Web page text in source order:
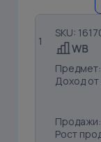
1
SKU:
Доход
Продажи:
Рост